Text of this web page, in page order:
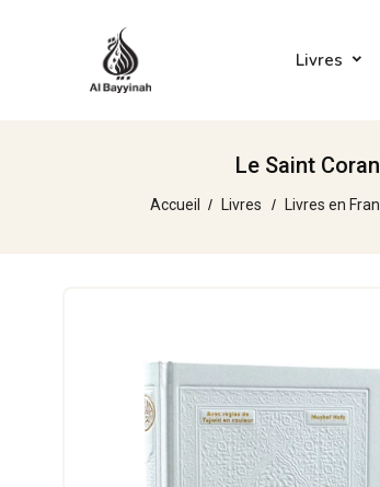
Livres
Le Saint
Accueil Livres Livres en